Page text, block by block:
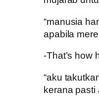
“manusia
apabila
-That’s how
“aku
kerana pasti